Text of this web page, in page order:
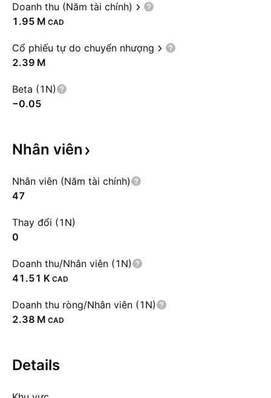
Doanh thu (Năm tài chính)
‪1.95 M‬ CAD
Cổ phiếu tự do chuyển nhượng
‪2.39 M‬
Beta (1N)
−0.05
Nhân viên
Nhân viên (Năm tài chính)
47
Thay đổi (1N)
0
Doanh thu/Nhân viên (1N)
‪41.51 K‬ CAD
Doanh thu ròng/Nhân viên (1N)
‪2.38 M‬ CAD
Details